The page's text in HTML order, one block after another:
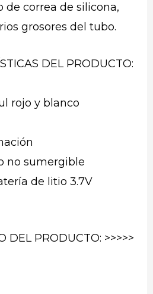
de correa de silicona,
grosores del tubo.
DEL PRODUCTO:
rojo y blanco
no sumergible
de litio 3.7V
DEL PRODUCTO: >>>>>